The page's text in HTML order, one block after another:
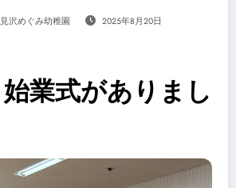
沢めぐみ幼稚園 2025年8月20日
業式がありまし